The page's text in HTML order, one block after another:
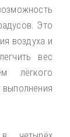
Это
воздуха и
вес
лёгкого